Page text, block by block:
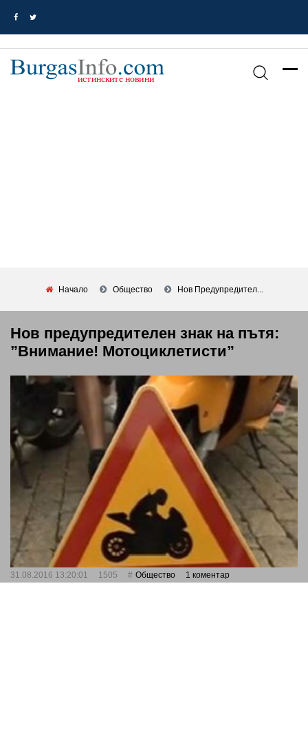
Начало Общество Нов Предупредител...
Нов предупредителен знак на пътя:
”Внимание! Мотоциклетисти”
31.08.2016 13:20:01 1505 Общество 1 коментар